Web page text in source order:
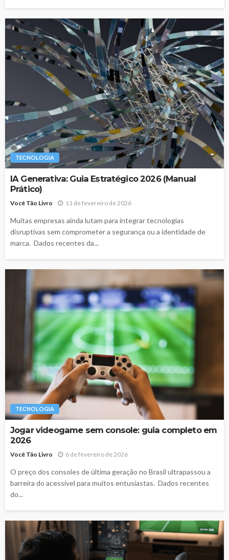
TECNOLOGIA
IA Generativa: Guia Estratégico 2026 (Manual
Prático)
Você Tão Livro 11 de fevereiro de 2026
Muitas empresas ainda lutam para integrar tecnologias
disruptivas sem comprometer a segurança ou a identidade de
marca. Dados recentes da...
TECNOLOGIA
Jogar videogame sem console: guia completo em
2026
Você Tão Livro 6 de fevereiro de 2026
O preço dos consoles de última geração no Brasil ultrapassou a
barreira do acessível para muitos entusiastas. Dados recentes
do...